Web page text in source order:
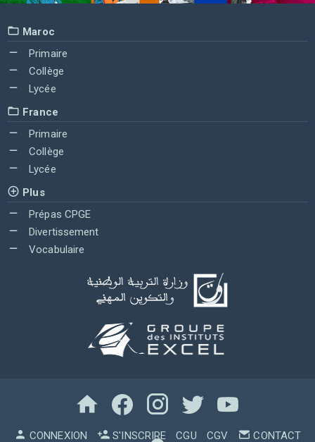
Maroc
Primaire
Collège
Lycée
France
Primaire
Collège
Lycée
Plus
Prépas CPGE
Divertissement
Vocabulaire
CONNEXION S'INSCRIRE CGU CGV CONTACT